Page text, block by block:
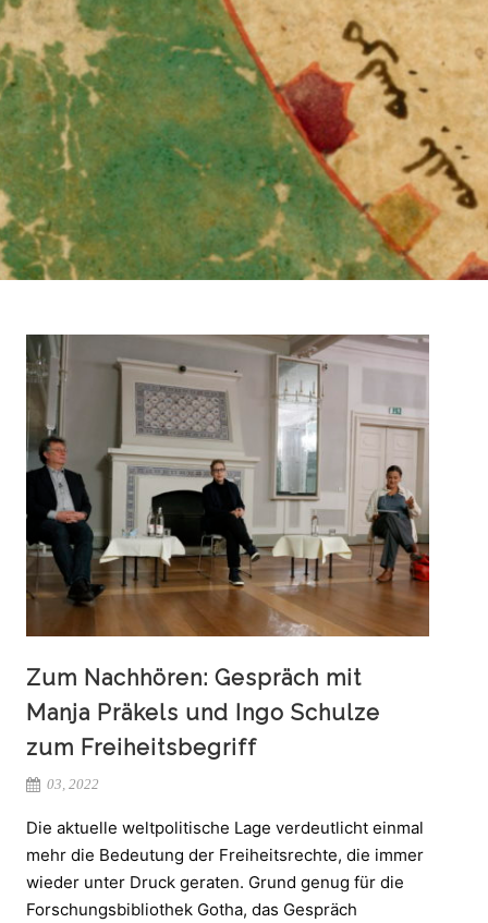
Zum Nachhören: Gespräch mit
Manja Präkels und Ingo Schulze
zum Freiheitsbegriff
03, 2022
Die aktuelle weltpolitische Lage verdeutlicht einmal
mehr die Bedeutung der Freiheitsrechte, die immer
wieder unter Druck geraten. Grund genug für die
Forschungsbibliothek Gotha, das Gespräch